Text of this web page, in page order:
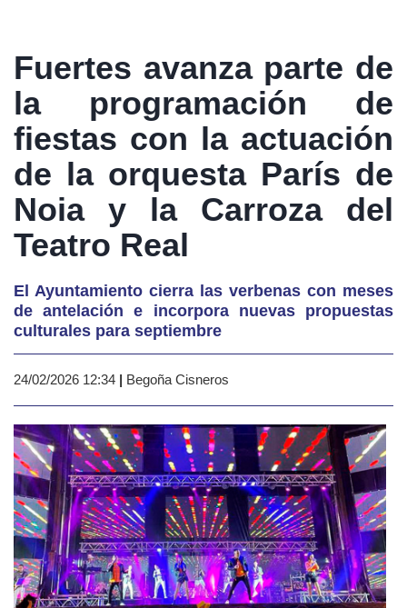
Fuertes avanza parte de
la programación de
fiestas con la actuación
de la orquesta París de
Noia y la Carroza del
Teatro Real
El Ayuntamiento cierra las verbenas con meses
de antelación e incorpora nuevas propuestas
culturales para septiembre
24/02/2026 12:34 | Begoña Cisneros